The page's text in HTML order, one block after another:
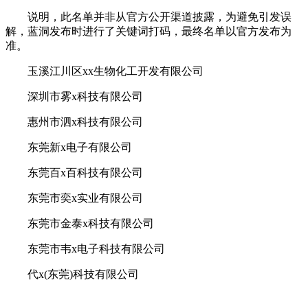
说明，此名单并非从官方公开渠道披露，为避免引发误
解，蓝洞发布时进行了关键词打码，最终名单以官方发布为
准。
玉溪江川区xx生物化工开发有限公司
深圳市雾x科技有限公司
惠州市泗x科技有限公司
东莞新x电子有限公司
东莞百x百科技有限公司
东莞市奕x实业有限公司
东莞市金泰x科技有限公司
东莞市韦x电子科技有限公司
代x(东莞)科技有限公司